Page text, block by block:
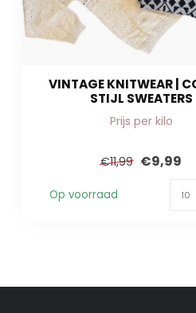
VINTAGE KNITWEAR |
STIJL SWEATERS
Prijs per kilo
€11,99 €9,99
Op voorraad